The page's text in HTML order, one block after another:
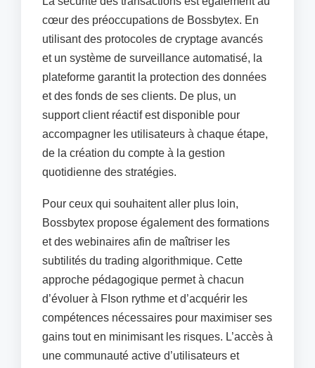
cœur des préoccupations de Bossbytex. En
utilisant des protocoles de cryptage avancés
et un système de surveillance automatisé, la
plateforme garantit la protection des données
et des fonds de ses clients. De plus, un
support client réactif est disponible pour
accompagner les utilisateurs à chaque étape,
de la création du compte à la gestion
quotidienne des stratégies.
Pour ceux qui souhaitent aller plus loin,
Bossbytex propose également des formations
et des webinaires afin de maîtriser les
subtilités du trading algorithmique. Cette
approche pédagogique permet à chacun
d’évoluer à FIson rythme et d’acquérir les
compétences nécessaires pour maximiser ses
gains tout en minimisant les risques. L’accès à
une communauté active d’utilisateurs et